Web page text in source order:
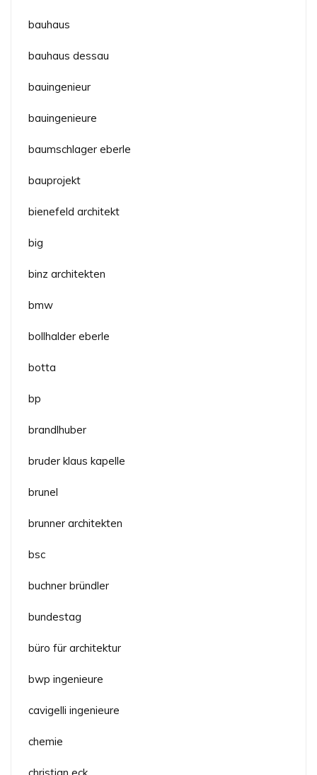
bauhaus
bauhaus dessau
bauingenieur
bauingenieure
baumschlager eberle
bauprojekt
bienefeld architekt
big
binz architekten
bmw
bollhalder eberle
botta
bp
brandlhuber
bruder klaus kapelle
brunel
brunner architekten
bsc
buchner bründler
bundestag
büro für architektur
bwp ingenieure
cavigelli ingenieure
chemie
christian eck